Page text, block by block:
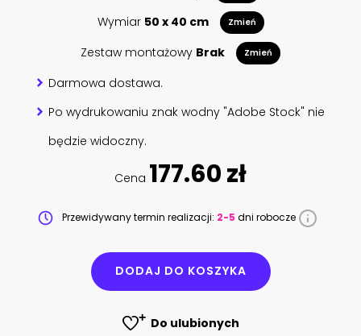
Wymiar 50 x 40 cm Zmień
Zestaw montażowy Brak Zmień
Darmowa dostawa.
Po wydrukowaniu znak wodny "Adobe Stock" nie
będzie widoczny.
Cena 177.60 zł
Przewidywany termin realizacji: 2-5 dni robocze
DODAJ DO KOSZYKA
Do ulubionych